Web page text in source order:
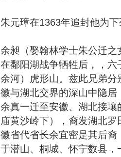
朱元璋在1363年追封他为
余昶（娶翰林学士朱公迁
在鄱阳湖战争牺牲后，，
余河）虎形山。兹此兄弟
徽与湖北交界的深山中隐
余真一迁至安徽、湖北接
庙黄沙岭下），裔发湖北
徽省代省长余宜密是其后
于潜山、桐城、怀宁数县